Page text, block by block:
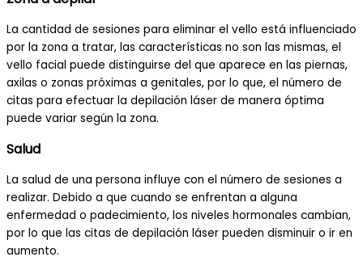
La cantidad de sesiones para eliminar el vello está influenciado
por la zona a tratar, las características no son las mismas, el
vello facial puede distinguirse del que aparece en las piernas,
axilas o zonas próximas a genitales, por lo que, el número de
citas para efectuar la depilación láser de manera óptima
puede variar según la zona.
Salud
La salud de una persona influye con el número de sesiones a
realizar. Debido a que cuando se enfrentan a alguna
enfermedad o padecimiento, los niveles hormonales cambian,
por lo que las citas de depilación láser pueden disminuir o ir en
aumento.